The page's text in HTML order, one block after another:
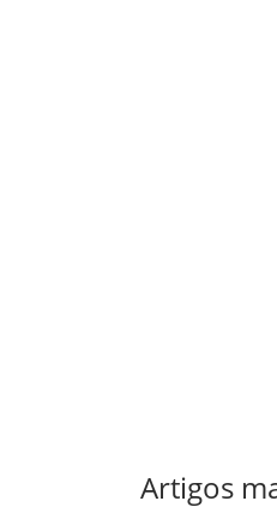
Artigos